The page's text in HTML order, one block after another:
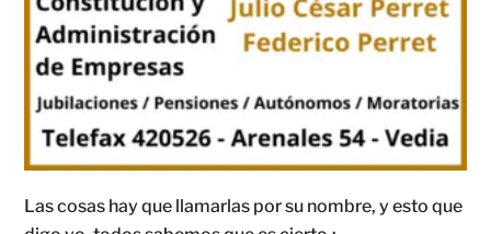
Las cosas hay que llamarlas por su nombre, y esto que